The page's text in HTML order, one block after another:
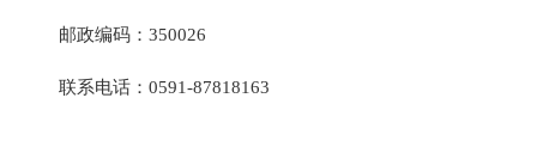
邮政编码： 350026
联系电话： 0591-87818163